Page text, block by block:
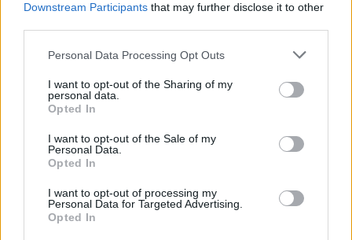
Downstream Participants that may further disclose it to other
Personal Data Processing Opt Outs
I want to opt-out of the Sharing of my
personal data.
Opted In
I want to opt-out of the Sale of my
Personal Data.
Opted In
I want to opt-out of processing my
Personal Data for Targeted Advertising.
Opted In
312-29-04-25-2:
Alonso Cárdenes como gerente de la Universidad de
propuesta elevada por el Sr. Rector Mgfco. según lo
establecido en el artículo 50.1 de la Ley Orgánica
SESIÓN PLENARIA 311
COMISIÓN